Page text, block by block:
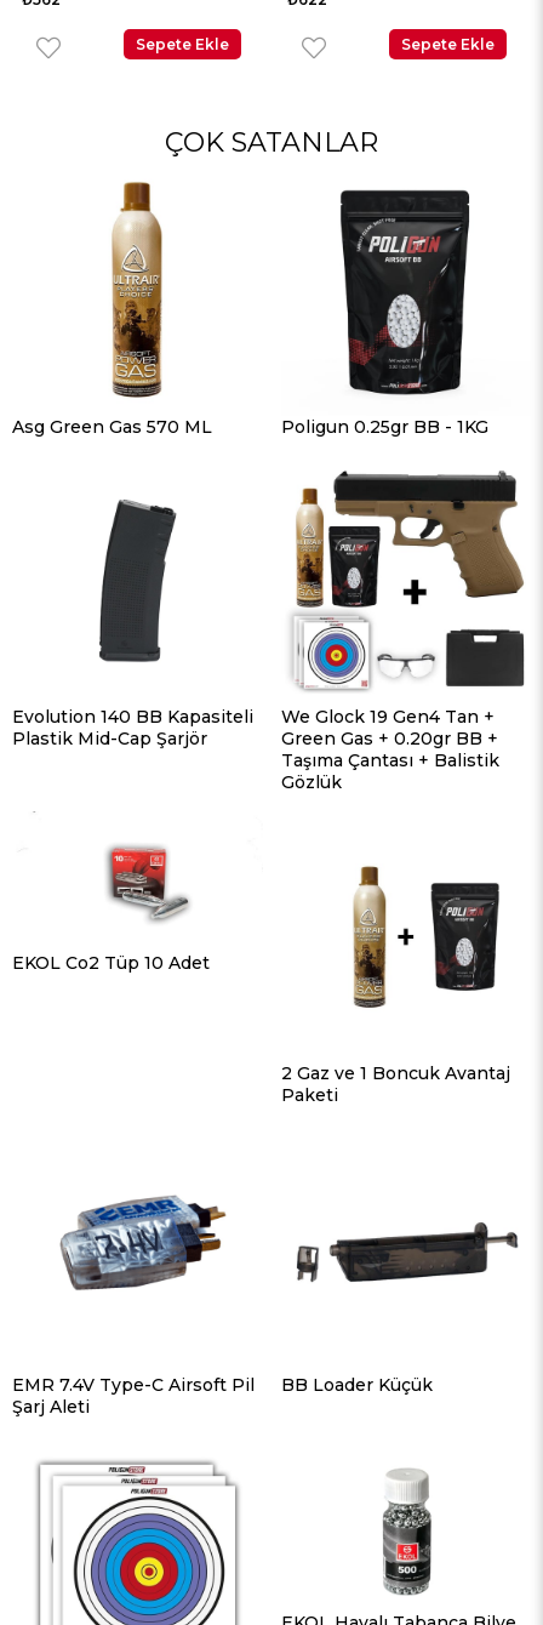
Sepete Ekle Sepete Ekle
ÇOK SATANLAR
Asg Green Gas 570 ML Poligun 0.25gr BB - 1KG
Evolution 140 BB Kapasiteli
Plastik Mid-Cap Şarjör
We Glock 19 Gen4 Tan +
Green Gas + 0.20gr BB +
Taşıma Çantası + Balistik
Gözlük
EKOL Co2 Tüp 10 Adet
2 Gaz ve 1 Boncuk Avantaj
Paketi
EMR 7.4V Type-C Airsoft Pil
Şarj Aleti
BB Loader Küçük